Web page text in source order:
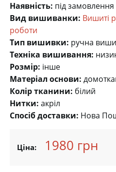
Наявність: під замовлення
Вид вишиванки: Вишиті
роботи
Тип вишивки: ручна
Техніка вишивання:
Розмір: інше
Матеріал основи:
Колір тканини: білий
Нитки: акріл
Спосіб доставки: Нова
Ціна: 1980 грн